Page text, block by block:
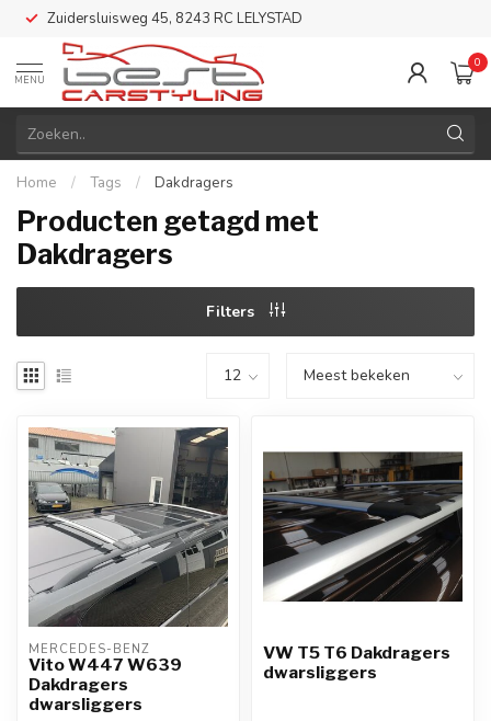
Zuidersluisweg 45, 8243 RC LELYSTAD
MENU
0
Home / Tags / Dakdragers
Producten getagd met
Dakdragers
Filters
MERCEDES-BENZ
Vito W447 W639
Dakdragers
dwarsliggers
VW T5 T6 Dakdragers
dwarsliggers